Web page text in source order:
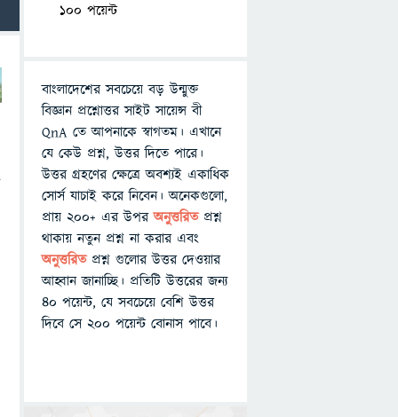
100 পয়েন্ট
বাংলাদেশের সবচেয়ে বড় উন্মুক্ত
বিজ্ঞান প্রশ্নোত্তর সাইট সায়েন্স বী
QnA তে আপনাকে স্বাগতম। এখানে
যে কেউ প্রশ্ন, উত্তর দিতে পারে।
উত্তর গ্রহণের ক্ষেত্রে অবশ্যই একাধিক
সোর্স যাচাই করে নিবেন। অনেকগুলো,
প্রায় ২০০+ এর উপরঅনুত্তরিতপ্রশ্ন
থাকায় নতুন প্রশ্ন না করার এবং
অনুত্তরিত প্রশ্ন গুলোর উত্তর দেওয়ার
আহ্বান জানাচ্ছি। প্রতিটি উত্তরের জন্য
৪০ পয়েন্ট, যে সবচেয়ে বেশি উত্তর
দিবে সে ২০০ পয়েন্ট বোনাস পাবে।